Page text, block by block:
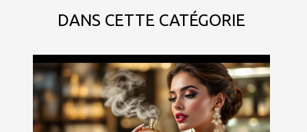
DANS CETTE CATÉGORIE